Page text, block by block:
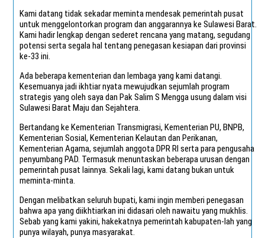
Kami datang tidak sekadar meminta mendesak pemerintah pusat
untuk menggelontorkan program dan anggarannya ke Sulawesi Barat.
Kami hadir lengkap dengan sederet rencana yang matang, segudang
potensi serta segala hal tentang penegasan kesiapan dari provinsi
ke-33 ini.
Ada beberapa kementerian dan lembaga yang kami datangi.
Kesemuanya jadi ikhtiar nyata mewujudkan sejumlah program
strategis yang oleh saya dan Pak Salim S Mengga usung dalam visi
Sulawesi Barat Maju dan Sejahtera.
Bertandang ke Kementerian Transmigrasi, Kementerian PU, BNPB,
Kementerian Sosial, Kementerian Kelautan dan Perikanan,
Kementerian Agama, sejumlah anggota DPR RI serta para pengusaha
penyumbang PAD. Termasuk menuntaskan beberapa urusan dengan
pemerintah pusat lainnya. Sekali lagi, kami datang bukan untuk
meminta-minta.
Dengan melibatkan seluruh bupati, kami ingin memberi penegasan
bahwa apa yang diikhtiarkan ini didasari oleh nawaitu yang mukhlis.
Sebab yang kami yakini, hakekatnya pemerintah kabupaten-lah yang
punya wilayah, punya masyarakat.